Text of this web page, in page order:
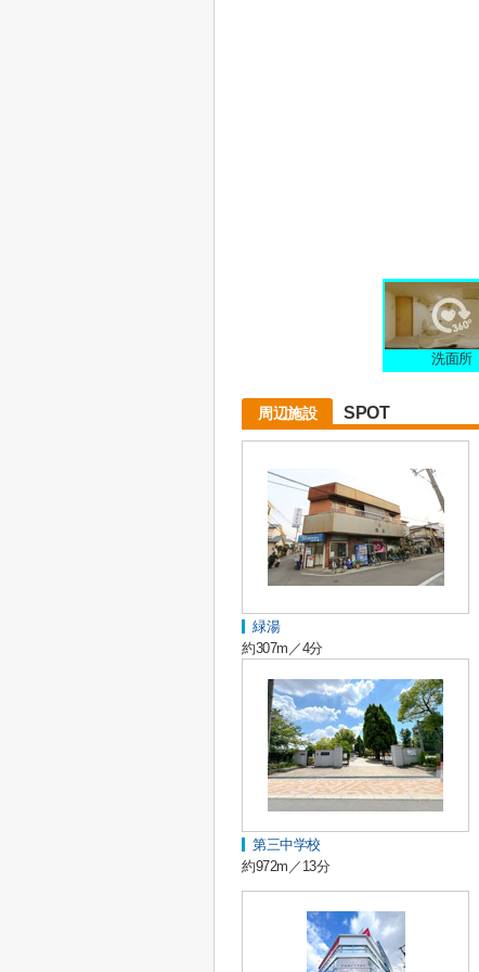
洗面所
周辺施設 SPOT
緑湯
約307m／4分
第三中学校
約972m／13分